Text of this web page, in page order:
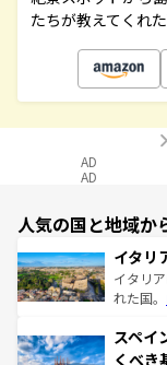
たちが教えてくれ
AD
AD
人気の国と地域か
イタリ
イタリ
れた国。
ろん、
景など
スペイ
くべき